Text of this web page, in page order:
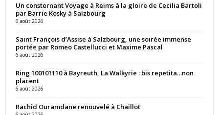
Un consternant Voyage à Reims à la gloire de Cecilia Bartoli
par Barrie Kosky à Salzbourg
6 août 2026
Saint François d’Assise à Salzbourg, une soirée immense
portée par Romeo Castellucci et Maxime Pascal
6 août 2026
Ring 100101110 à Bayreuth, La Walkyrie : bis repetita…non
placent
6 août 2026
Rachid Ouramdane renouvelé à Chaillot